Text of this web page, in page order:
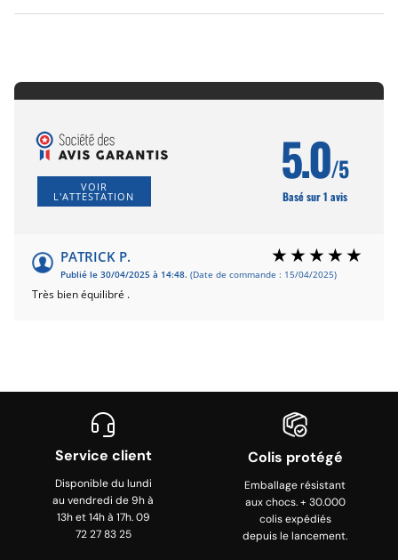
VOIR
L'ATTESTATION
5.0/5
Basé sur 1 avis
PATRICK P.
Publié le 30/04/2025 à 14:48. (Date de commande : 15/04/2025)
Très bien équilibré .
Service client
Disponible du lundi
au vendredi de 9h à
13h et 14h à 17h. 09
72 27 83 25
Colis protégé
Emballage résistant
aux chocs. + 30.000
colis expédiés
depuis le lancement.